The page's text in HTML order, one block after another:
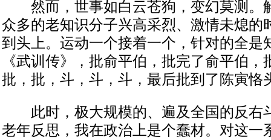
然而，世事如白云苍狗，变幻莫测。
众多的老知识分子兴高采烈、激情未熄的
到头上。运动一个接着一个，针对的全是
《武训传》，批俞平伯，批完了俞平伯，
批，批，斗，斗，斗，最后批到了陈寅恪
此时，极大规模的、遍及全国的反右
老年反思，我在政治上是个蠢材。对这一